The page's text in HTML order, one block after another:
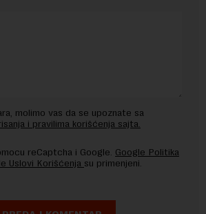
molimo vas da se upoznate sa
i pravilima korišćenja sajta.
reCaptcha i Google. Google Politika
Uslovi Korišćenja su primenjeni.